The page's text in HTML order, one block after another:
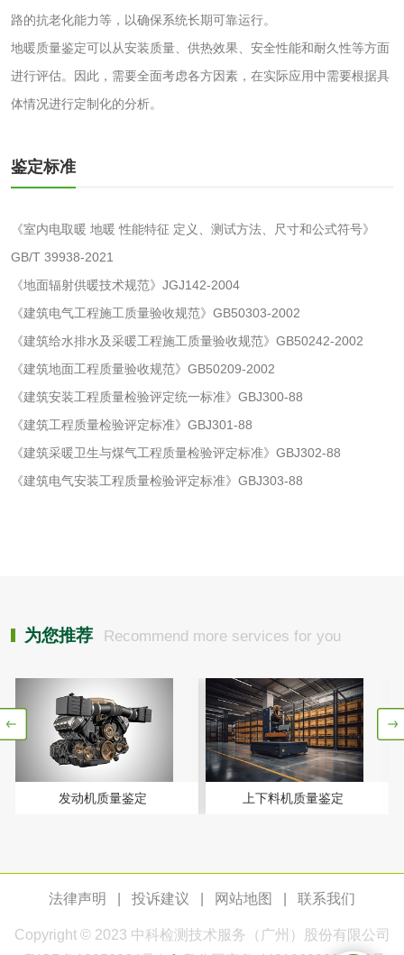
路的抗老化能力等，以确保系统长期可靠运行。
地暖质量鉴定可以从安装质量、供热效果、安全性能和耐久性等方面
进行评估。因此，需要全面考虑各方因素，在实际应用中需要根据具
体情况进行定制化的分析。
鉴定标准
《室内电取暖 地暖 性能特征 定义、测试方法、尺寸和公式符号》
GB/T 39938-2021
《地面辐射供暖技术规范》JGJ142-2004
《建筑电气工程施工质量验收规范》GB50303-2002
《建筑给水排水及采暖工程施工质量验收规范》GB50242-2002
《建筑地面工程质量验收规范》GB50209-2002
《建筑安装工程质量检验评定统一标准》GBJ300-88
《建筑工程质量检验评定标准》GBJ301-88
《建筑采暖卫生与煤气工程质量检验评定标准》GBJ302-88
《建筑电气安装工程质量检验评定标准》GBJ303-88
为您推荐 Recommend more services for you
发动机质量鉴定 上下料机质量鉴定
法律声明 投诉建议 网站地图 联系我们
Copyright © 2023 中科检测 技术服务（广州）股份有限公司
洗手液检测
工业乳状氢氧化钙
检测
铝酸钙检测
三氯异氰尿酸检测
碳酸钙检测
活性炭
活性炭检测 煤质颗粒活性炭检
检测
肥料检测 微生物肥料检测
化肥检测 微生物菌剂检测
钾肥检测